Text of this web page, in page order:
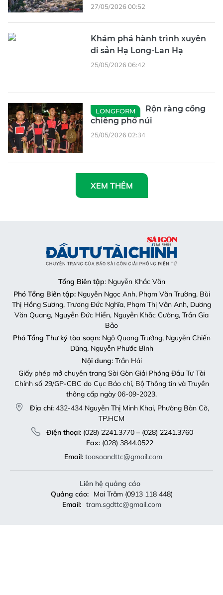
27/05/2026 00:52
Khám phá hành trình xuyên
di sản Hạ Long-Lan Hạ
25/05/2026 06:42
LONGFORM
Rộn ràng cồng
chiêng phố núi
25/05/2026 02:34
XEM THÊM
Tổng Biên tập: Nguyễn Khắc Văn
Phó Tổng Biên tập:Nguyễn Ngọc Anh, Phạm Văn Trường, Bùi
Thị Hồng Sương, Trương Đức Nghĩa, Phạm Thị Vân Anh, Dương
Văn Quang, Nguyễn Đức Hiển, Nguyễn Khắc Cường, Trần Gia
Bảo
Phó Tổng Thư ký tòa soạn:Ngô Quang Trưởng, Nguyễn Chiến
Dũng, Nguyễn Phước Bình
Nội dung:Trần Hải
Giấy phép mở chuyên trang Sài Gòn Giải Phóng Đầu Tư Tài
Chính số 29/GP-CBC do Cục Báo chí, Bộ Thông tin và Truyền
thông cấp ngày 06-09-2023.
Địa chỉ: 432-434 Nguyễn Thị Minh Khai, Phường Bàn Cờ,
TP.HCM
Điện thoại:(028) 2241.3770 – (028) 2241.3760
Fax:(028) 3844.0522
Email: toasoandttc@gmail.com
Liên hệ quảng cáo
Quảng cáo:
Mai Trâm (0913 118 448)
Email: tram.sgdttc@gmail.com